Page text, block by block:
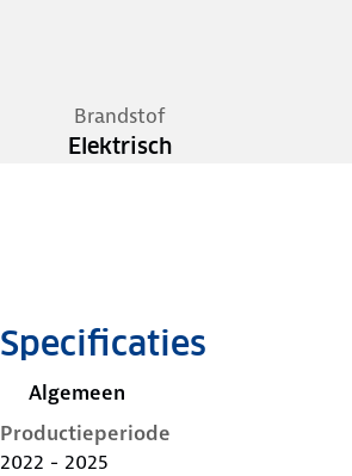
Brandstof
Elektrisch
Specificaties
Algemeen
Productieperiode
2022 - 2025